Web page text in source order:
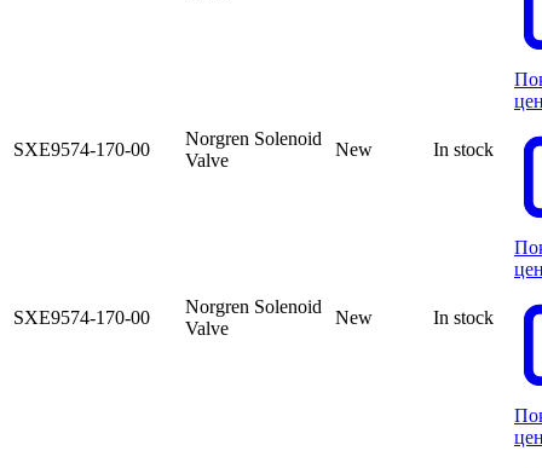
SXE9574-170-00
Norgren Solenoid
Valve
New In stock
SXE9574-170-00
Norgren Solenoid
Valve
New In stock